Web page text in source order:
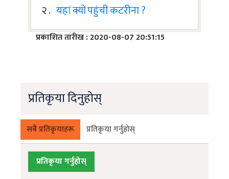
२ . यहां क्यों पहुंचीं कटरीना ?
प्रकाशित तारीख : 2020-08-07 20:51:15
प्रतिकृया दिनुहोस्
सबै प्रतिकृयाहरू प्रतिकृया गर्नुहोस्
प्रतिकृया गर्नुहोस्